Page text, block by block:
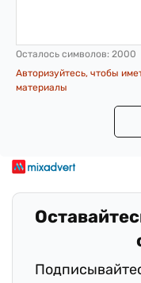
Осталось символов: 2000
Авторизуйтесь, чтобы
материалы